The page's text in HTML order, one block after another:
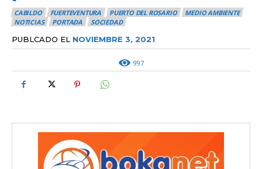
CABILDO FUERTEVENTURA PUERTO DEL ROSARIO
MEDIO AMBIENTE
NOTICIAS
PORTADA SOCIEDAD
PUBLCADO EL NOVIEMBRE 3, 2021
997